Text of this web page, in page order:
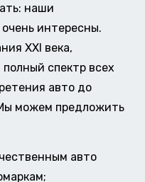
наши
интересны.
XXI века,
спектр всех
авто до
можем предложить
авто